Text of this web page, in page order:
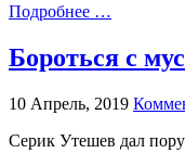
Подробнее …
Бороться с
10 Апрель, 2019
Серик Утешев дал